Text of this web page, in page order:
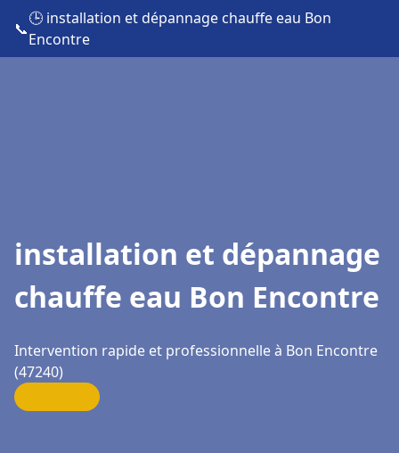
📞
🕒 installation et dépannage chauffe eau Bon
Encontre
installation et dépannage
chauffe eau Bon Encontre
Intervention rapide et professionnelle à Bon Encontre
(47240)